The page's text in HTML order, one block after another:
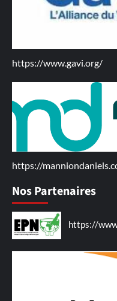
https://www.gavi.org/
https://
Nos Partenaires
https://